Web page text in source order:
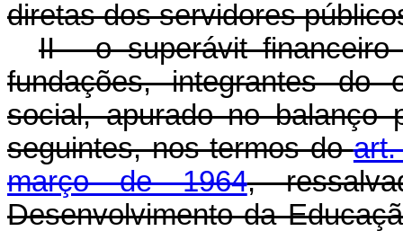
diretas dos servidores
II - o superávit
fundações, integrantes do
social, apurado no balanço
seguintes, nos termos do
março de 1964,
Desenvolvimento da